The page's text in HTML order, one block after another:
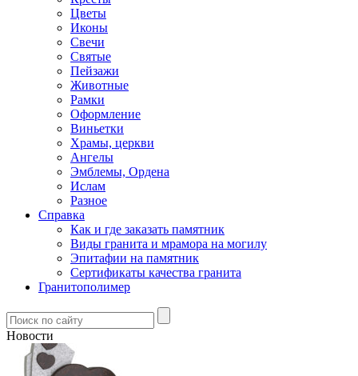
Цветы
Иконы
Свечи
Святые
Пейзажи
Животные
Рамки
Оформление
Виньетки
Храмы, церкви
Ангелы
Эмблемы, Ордена
Ислам
Разное
Справка
Как и где заказать памятник
Виды гранита и мрамора на могилу
Эпитафии на памятник
Сертификаты качества гранита
Гранитополимер
Новости